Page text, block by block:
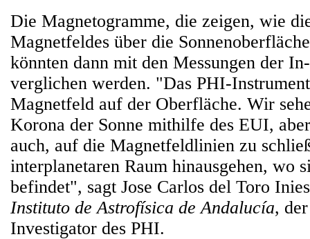
Die Magnetogramme, die zeigen, wie
Magnetfeldes über die
könnten dann mit den Messungen der
verglichen werden. "Das PHI-
Magnetfeld auf der Oberfläche. Wir
Korona der Sonne mithilfe des EUI,
auch, auf die Magnetfeldlinien zu
interplanetaren Raum hinausgehen, wo
befindet", sagt Jose Carlos del Toro
Instituto de Astrofísica de Andalucía,
Investigator des PHI.